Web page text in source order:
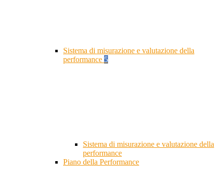
Sistema di misurazione e valutazione della
performance 5
Sistema di misurazione e valutazione della
performance
Piano della Performance